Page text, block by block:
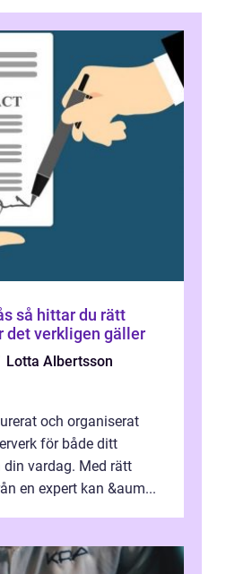
det verkligen gäller
Lotta Albertsson
och organiserat
för både ditt
vardag. Med rätt
en expert kan &aum...